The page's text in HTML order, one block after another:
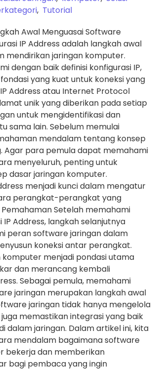
, Tutorial
Awal Menguasai Software
IP Address adalah langkah awal
mendirikan jaringan komputer.
dengan baik definisi konfigurasi IP,
yang kuat untuk koneksi yang
Address atau Internet Protocol
unik yang diberikan pada setiap
untuk mengidentifikasi dan
sama lain. Sebelum memulai
mendalam tentang konsep
Agar para pemula dapat memahami
menyeluruh, penting untuk
dasar jaringan komputer.
menjadi kunci dalam mengatur
perangkat-perangkat yang
Setelah memahami
IP Address, langkah selanjutnya
peran software jaringan dalam
koneksi antar perangkat.
menjadi pondasi utama
dan merancang kembali
Sebagai pemula, memahami
jaringan merupakan langkah awal
jaringan tidak hanya mengelola
memastikan integrasi yang baik
dalam jaringan. Dalam artikel ini, kita
mendalam bagaimana software
bekerja dan memberikan
bagi pembaca yang ingin